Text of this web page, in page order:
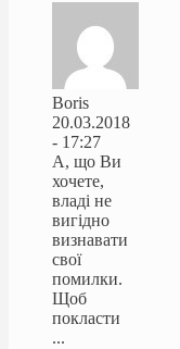
Boris
20.03.2018
- 17:27
А, що Ви
хочете,
владі не
вигідно
визнавати
свої
помилки.
Щоб
покласти
...